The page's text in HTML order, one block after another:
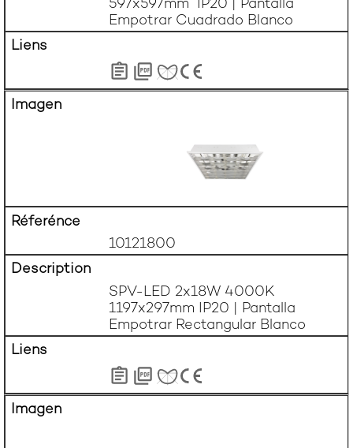
597x597mm  IP20 | Pantalla
Empotrar Cuadrado Blanco
10121800
SPV-LED 2x18W 4000K
1197x297mm IP20 | Pantalla
Empotrar Rectangular Blanco